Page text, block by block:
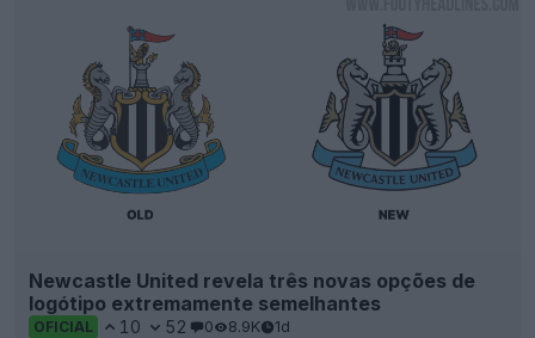
Newcastle United revela três novas opções de
logótipo extremamente semelhantes
OFICIAL 10 52 0 8.9K 1d